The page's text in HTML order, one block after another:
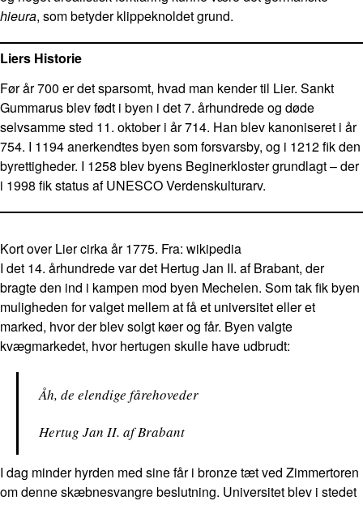
hieura, som betyder klippeknoldet grund.
Liers Historie
Før år 700 er det sparsomt, hvad man kender til Lier. Sankt
Gummarus blev født i byen i det 7. århundrede og døde
selvsamme sted 11. oktober i år 714. Han blev kanoniseret i år
754. I 1194 anerkendtes byen som forsvarsby, og i 1212 fik den
byrettigheder. I 1258 blev byens Beginerkloster grundlagt – der
i 1998 fik status af UNESCO Verdenskulturarv.
Kort over Lier cirka år 1775. Fra: wikipedia
I det 14. århundrede var det Hertug Jan II. af Brabant, der
bragte den ind i kampen mod byen Mechelen. Som tak fik byen
muligheden for valget mellem at få et universitet eller et
marked, hvor der blev solgt køer og får. Byen valgte
kvægmarkedet, hvor hertugen skulle have udbrudt:
Åh, de elendige fårehoveder
Hertug Jan II. af Brabant
I dag minder hyrden med sine får i bronze tæt ved Zimmertoren
om denne skæbnesvangre beslutning. Universitet blev i stedet